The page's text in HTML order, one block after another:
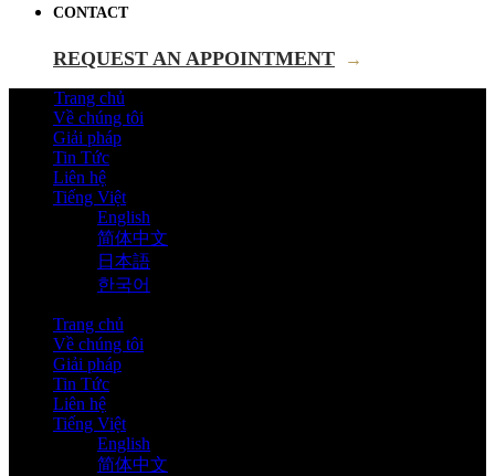
CONTACT
REQUEST AN APPOINTMENT →
Trang chủ
Về chúng tôi
Giải pháp
Tin Tức
Liên hệ
Tiếng Việt
English
简体中文
日本語
한국어
Trang chủ
Về chúng tôi
Giải pháp
Tin Tức
Liên hệ
Tiếng Việt
English
简体中文